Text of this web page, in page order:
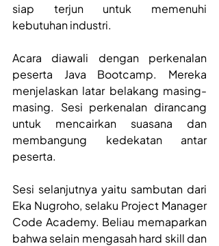
siap terjun untuk memenuhi
kebutuhan industri.
Acara diawali dengan perkenalan
peserta Java Bootcamp. Mereka
menjelaskan latar belakang masing-
masing. Sesi perkenalan dirancang
untuk mencairkan suasana dan
membangung kedekatan antar
peserta.
Sesi selanjutnya yaitu sambutan dari
Eka Nugroho, selaku Project Manager
Code Academy. Beliau memaparkan
bahwa selain mengasah hard skill dan